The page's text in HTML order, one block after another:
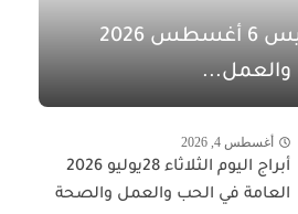
أبراج اليوم الخميس 6 أغسطس 2026
والعمل...
أغسطس 4, 2026
أبراج اليوم الثلاثاء 28يوليو 2026
العامة في الحب والعمل والصحة